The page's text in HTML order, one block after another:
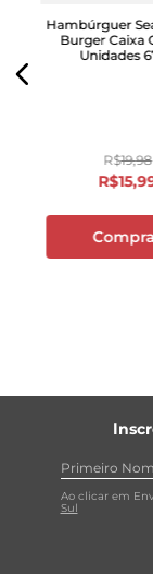
Hambúrguer
Burger Caixa
Unidades
R$19,98
R$15,
Ao clicar em
Sul